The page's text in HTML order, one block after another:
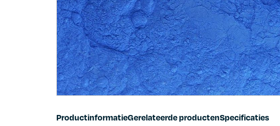
ProductinformatieGerelateerde productenSpecificaties